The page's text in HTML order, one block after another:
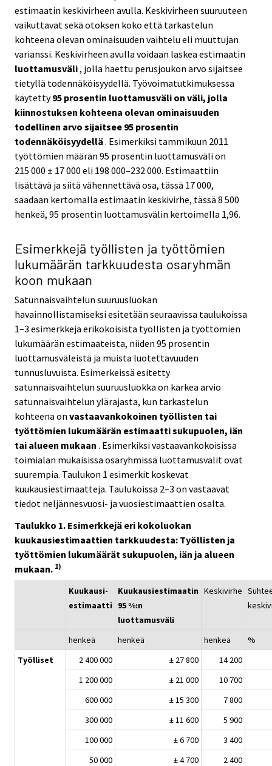
estimaatin keskivirheen avulla. Keskivirheen suuruuteen
vaikuttavat sekä otoksen koko että tarkastelun
kohteena olevan ominaisuuden vaihtelu eli muuttujan
varianssi. Keskivirheen avulla voidaan laskea estimaatin
luottamusväli, jolla haettu perusjoukon arvo sijaitsee
tietyllä todennäköisyydellä. Työvoimatutkimuksessa
käytetty95 prosentin luottamusväli on väli, jolla
kiinnostuksen kohteena olevan ominaisuuden
todellinen arvo sijaitsee 95 prosentin
todennäköisyydellä. Esimerkiksi tammikuun 2011
työttömien määrän 95 prosentin luottamusväli on
215 000 ± 17 000 eli 198 000–232 000. Estimaattiin
lisättävä ja siitä vähennettävä osa, tässä 17 000,
saadaan kertomalla estimaatin keskivirhe, tässä 8 500
henkeä, 95 prosentin luottamusvälin kertoimella 1,96.
Esimerkkejä työllisten ja työttömien
lukumäärän tarkkuudesta osaryhmän
koon mukaan
Satunnaisvaihtelun suuruusluokan
havainnollistamiseksi esitetään seuraavissa taulukoissa
1–3 esimerkkejä erikokoisista työllisten ja työttömien
lukumäärän estimaateista, niiden 95 prosentin
luottamusväleistä ja muista luotettavuuden
tunnusluvuista. Esimerkeissä esitetty
satunnaisvaihtelun suuruusluokka on karkea arvio
satunnaisvaihtelun ylärajasta, kun tarkastelun
kohteena on vastaavankokoinen työllisten tai
työttömien lukumäärän estimaatti sukupuolen, iän
tai alueen mukaan . Esimerkiksi vastaavankokoisissa
toimialan mukaisissa osaryhmissä luottamusvälit ovat
suurempia. Taulukon 1 esimerkit koskevat
kuukausiestimaatteja. Taulukoissa 2–3 on vastaavat
tiedot neljännesvuosi- ja vuosiestimaattien osalta.
Taulukko 1. Esimerkkejä eri kokoluokan
kuukausiestimaattien tarkkuudesta: Työllisten ja
työttömien lukumäärät sukupuolen, iän ja alueen
mukaan. 1)
Kuukausi-
estimaatti
Kuukausiestimaatin
95 %:n
luottamusväli
Keskivirhe
henkeä henkeä henkeä
%
Työlliset
2 400 000 ± 27 800
14 200
1 200 000
± 21 000
10 700
600 000
± 15 300
7 800
300 000
± 11 600
5 900
100 000
± 6 700
3 400
50 000
± 4 700
2 400